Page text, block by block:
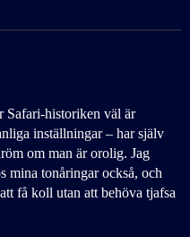
Safari-historiken väl är
inställningar – har själv
om man är orolig. Jag
mina tonåringar också, och
få koll utan att behöva tjafsa